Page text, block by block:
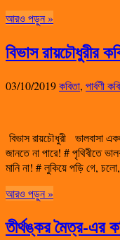
আরও পড়ুন »
বিভাস রায়চৌধুরীর
03/10/2019কবিতা, পার্বণী
বিভাস রায়চৌধুরী ভালবাসা
জানতে না পারে! # পৃথিবীতে
মানি না! # লুকিয়ে পড়ি গে,
আরও পড়ুন »
তীর্থঙ্কর মৈত্র-এর